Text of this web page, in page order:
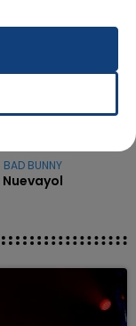
BAD BUNNY
Nuevayol